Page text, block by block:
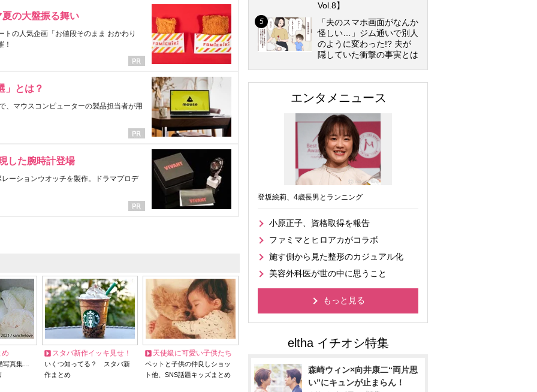
の大盤振る舞い
の人気企画「お値段そのまま おかわり
！
」とは？
、マウスコンピューターの製品担当者が用
した腕時計登場
ーションウオッチを製作。ドラマプロデ
め
写真集…
スタバ新作イッキ見せ！
いくつ知ってる？ スタバ新
作まとめ
天使級に可愛い子供たち
ペットと子供の仲良しショッ
ト他、SNS話題キッズまとめ
Vol.8】
「夫のスマホ画面がなんか
怪しい…」ジム通いで別人
のように変わった!? 夫が
隠していた衝撃の事実とは
エンタメニュース
登坂絵莉、4歳長男とランニング
小原正子、資格取得を報告
ファミマとヒロアカがコラボ
施す側から見た整形のカジュアル化
美容外科医が世の中に思うこと
もっと見る
森崎ウィン×向井康二“両片思
い”にキュンが止まらん！